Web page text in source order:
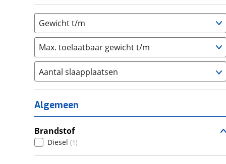
Gewicht t/m
Max. toelaatbaar gewicht t/m
Aantal slaapplaatsen
1 (0)
2 (0)
3 (0)
4 (1)
5 (0)
6+ (0)
Algemeen
Brandstof
Diesel (1)